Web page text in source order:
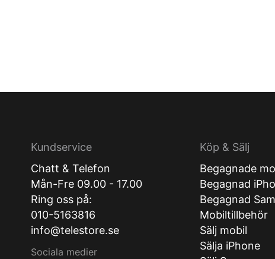
Kundservice
Chatt & Telefon
Mån-Fre 09.00 - 17.00
Ring oss på:
010-5163816
info@telestore.se
Sociala medier
Köp & Sälj
Begagnade
Begagnad
Begagnad
Mobiltillbehör
Sälj mobil
Sälja iPhone